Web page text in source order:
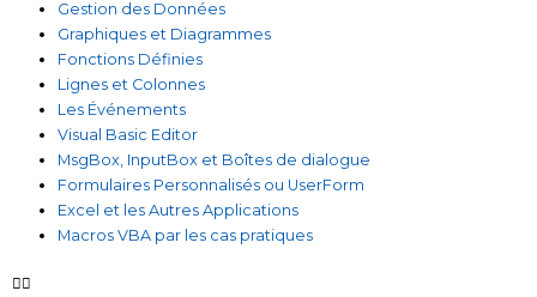
Gestion des Données
Graphiques et Diagrammes
Fonctions Définies
Lignes et Colonnes
Les Événements
Visual Basic Editor
MsgBox, InputBox et Boîtes de dialogue
Formulaires Personnalisés ou UserForm
Excel et les Autres Applications
Macros VBA par les cas pratiques